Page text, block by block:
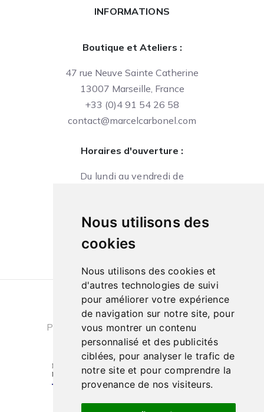
Nous utilisons des
cookies
Nous utilisons des cookies et
d'autres technologies de suivi
pour améliorer votre expérience
de navigation sur notre site, pour
vous montrer un contenu
personnalisé et des publicités
ciblées, pour analyser le trafic de
notre site et pour comprendre la
provenance de nos visiteurs.
INFORMATIONS
Boutique et Ateliers :
47 rue Neuve Sainte Catherine
13007 Marseille, France
+33 (0)4 91 54 26 58
contact@marcelcarbonel.com
Horaires d'ouverture :
Du lundi au vendredi de
10h à 13h et de 14h à 18h
Conditions générales de ventes
|
Politique de confidentialité
| Cookies